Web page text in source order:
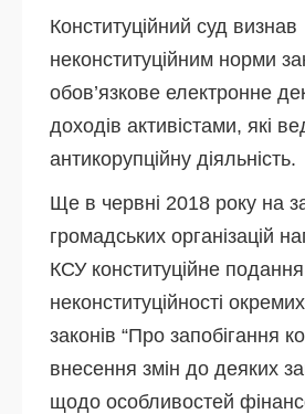
Конституційний суд визнав
неконституційним норми
обов’язкове електронне
доходів активістами, які
антикорупційну діяльність.
Ще в червні 2018 року на
громадських організацій
КСУ конституційне
неконституційності
законів “Про запобігання
внесення змін до деяких
щодо особливостей